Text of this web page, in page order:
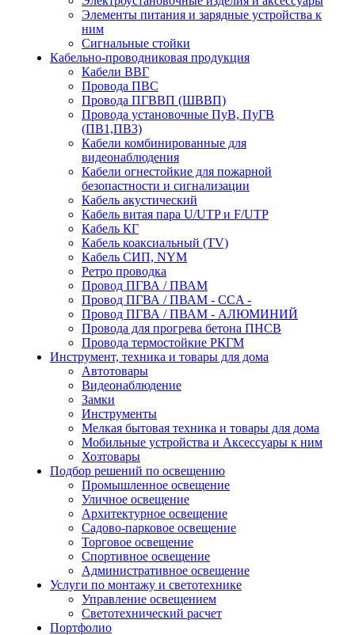
Элементы питания и зарядные устройства к
ним
Сигнальные стойки
Кабельно-проводниковая продукция
Кабели ВВГ
Провода ПВС
Провода ПГВВП (ШВВП)
Провода установочные ПуВ, ПуГВ
(ПВ1,ПВ3)
Кабели комбинированные для
видеонаблюдения
Кабели огнестойкие для пожарной
безопастности и сигнализации
Кабель акустический
Кабель витая пара U/UTP и F/UTP
Кабель КГ
Кабель коаксиальный (TV)
Кабель СИП, NYM
Ретро проводка
Провод ПГВА / ПВАМ
Провод ПГВА / ПВАМ - CCA -
Провод ПГВА / ПВАМ - АЛЮМИНИЙ
Провода для прогрева бетона ПНСВ
Провода термостойкие РКГМ
Инструмент, техника и товары для дома
Автотовары
Видеонаблюдение
Замки
Инструменты
Мелкая бытовая техника и товары для дома
Мобильные устройства и Аксессуары к ним
Хозтовары
Подбор решений по освещению
Промышленное освещение
Уличное освещение
Архитектурное освещение
Садово-парковое освещение
Торговое освещение
Спортивное освещение
Административное освещение
Услуги по монтажу и светотехнике
Управление освещением
Светотехнический расчет
Портфолио